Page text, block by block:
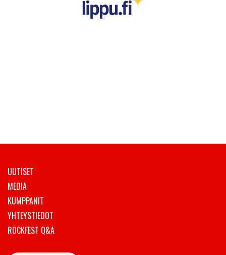
UUTISET
MEDIA
KUMPPANIT
YHTEYSTIEDOT
ROCKFEST Q&A